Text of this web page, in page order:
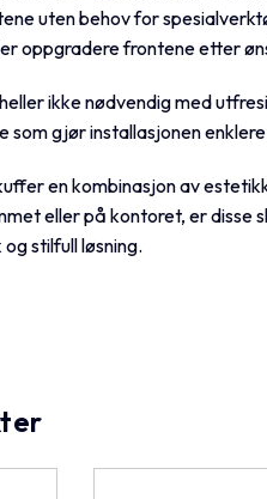
uten behov for
oppgradere frontene etter
ikke nødvendig med
som gjør installasjonen
en kombinasjon av
eller på kontoret, er disse
stilfull løsning.